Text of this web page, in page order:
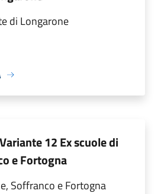
di Longarone
12 Ex scuole di
e Fortogna
Soffranco e Fortogna